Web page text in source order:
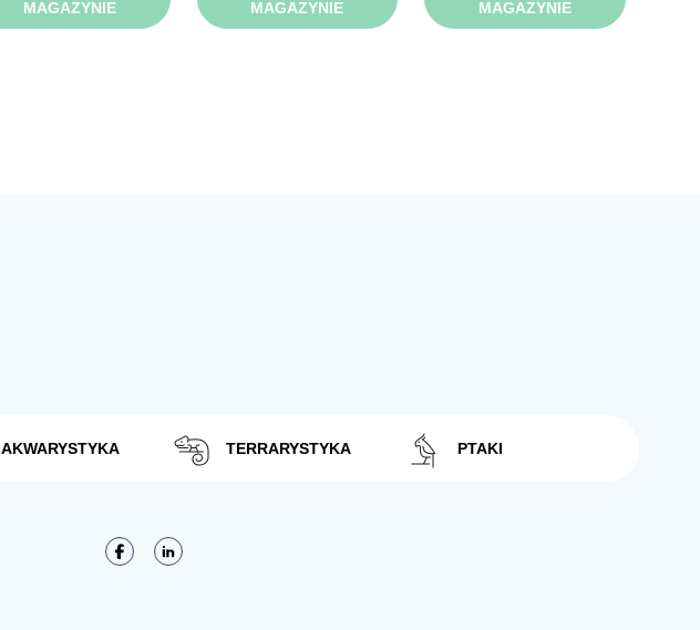
MAGAZYNIE
MAGAZYNIE
MAGAZYNIE
AKWARYSTYKA TERRARYSTYKA PTAKI